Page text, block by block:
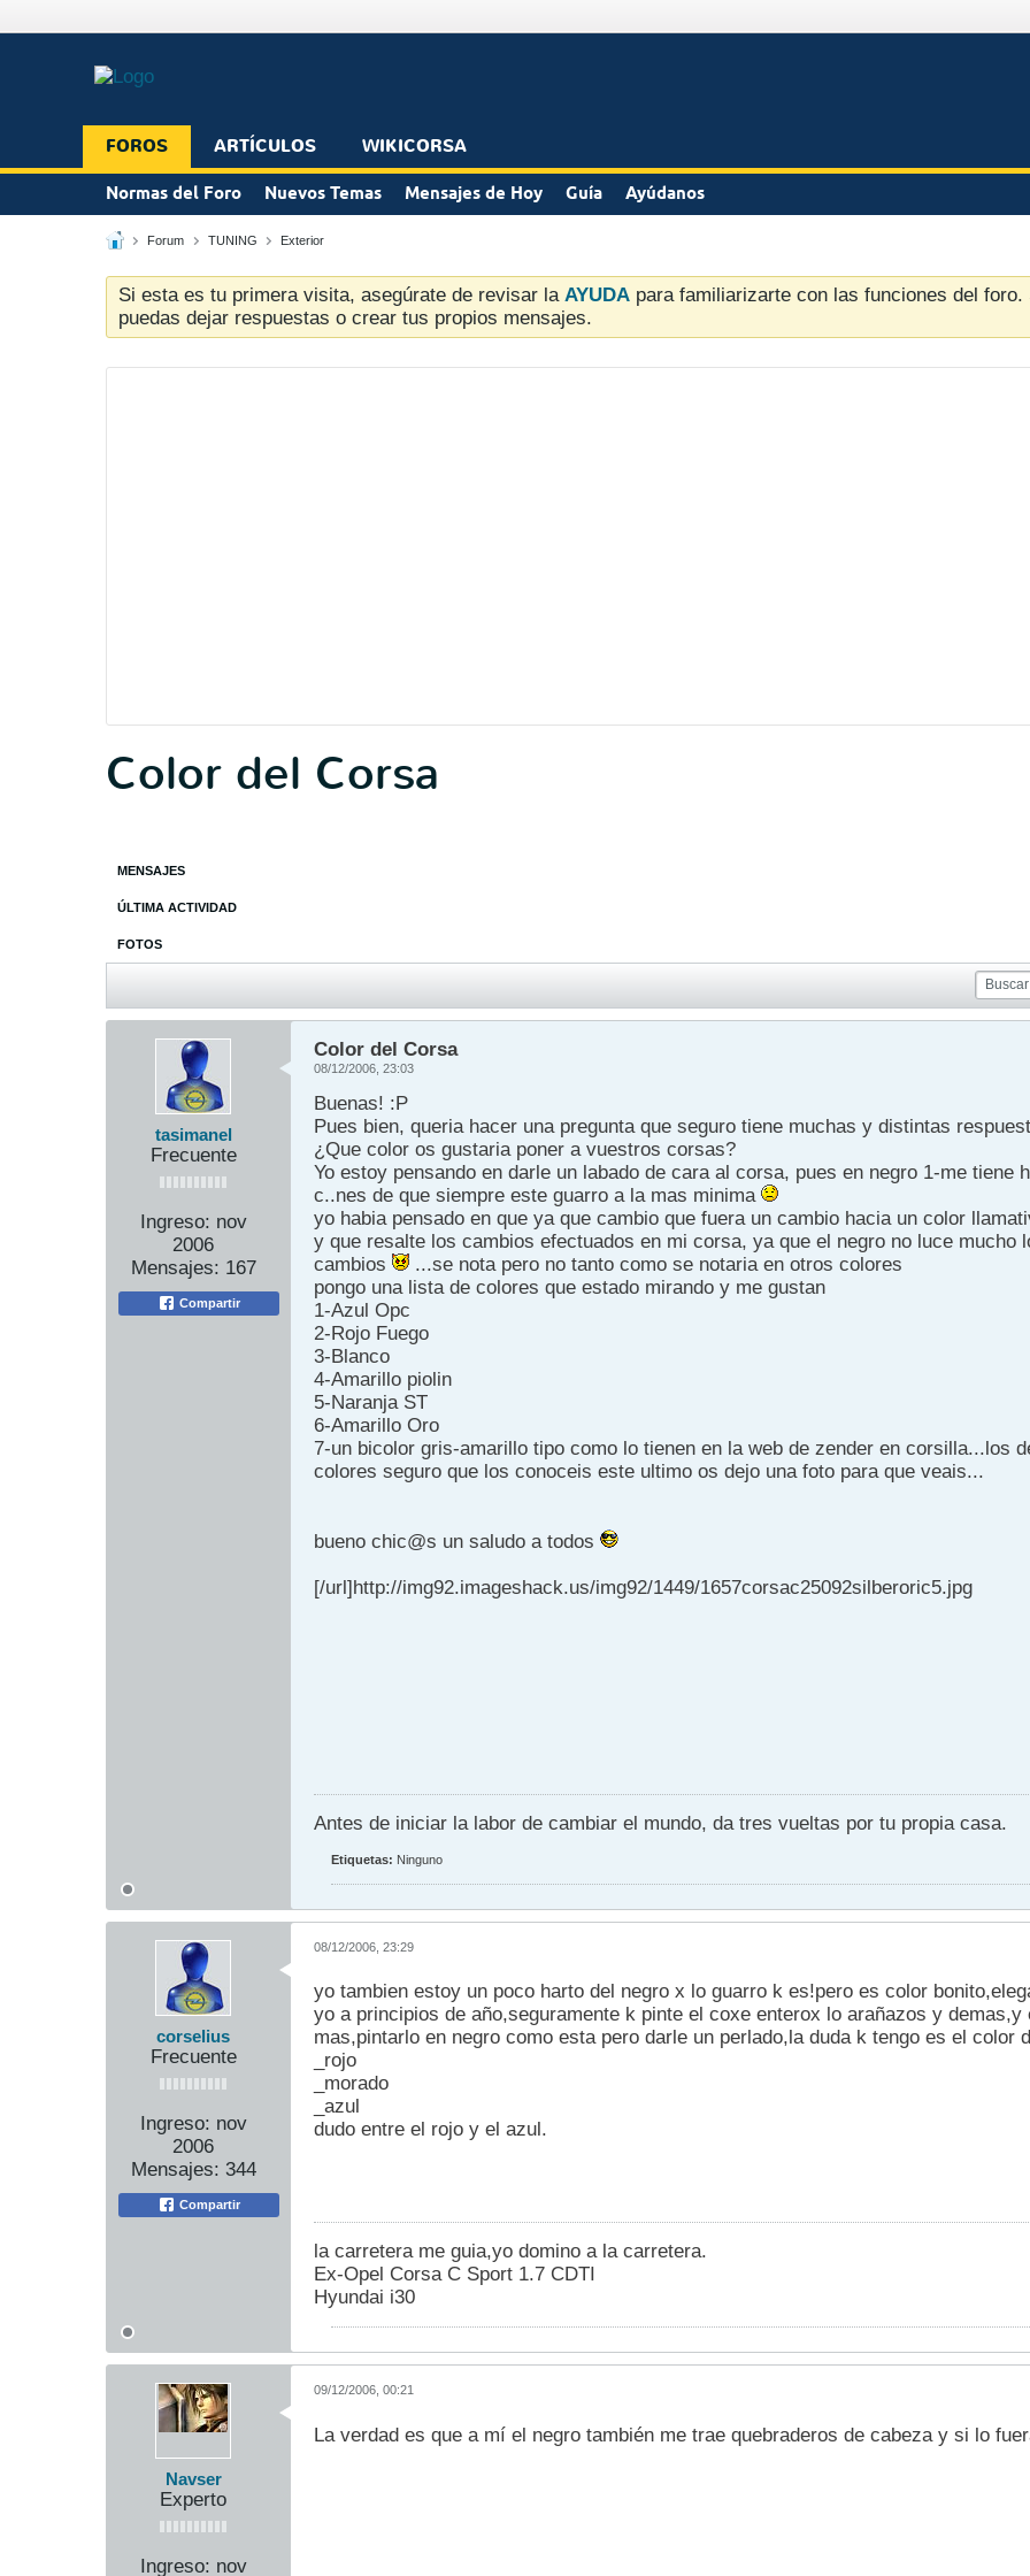
FOROS ARTÍCULOS WIKICORSA
Normas del Foro Nuevos Temas Mensajes de Hoy Guía Ayúdanos
Forum TUNING Exterior
Si esta es tu primera visita, asegúrate de revisar la AYUDA para familiarizarte con las funciones del
puedas dejar respuestas o crear tus propios mensajes.
Color del Corsa
MENSAJES
ÚLTIMA ACTIVIDAD
FOTOS
tasimanel
Frecuente
Ingreso: nov
2006
Mensajes: 167
Compartir
Color del Corsa
08/12/2006, 23:03
Buenas! :P
Pues bien, queria hacer una pregunta que seguro tiene muchas y distintas
¿Que color os gustaria poner a vuestros corsas?
Yo estoy pensando en darle un labado de cara al corsa, pues en negro 1-me tiene
c..nes de que siempre este guarro a la mas minima
yo habia pensado en que ya que cambio que fuera un cambio hacia un color
y que resalte los cambios efectuados en mi corsa, ya que el negro no luce mucho
cambios
...se nota pero no tanto como se notaria en otros colores
pongo una lista de colores que estado mirando y me gustan
1-Azul Opc
2-Rojo Fuego
3-Blanco
4-Amarillo piolin
5-Naranja ST
6-Amarillo Oro
7-un bicolor gris-amarillo tipo como lo tienen en la web de zender en corsilla...los
colores seguro que los conoceis este ultimo os dejo una foto para que veais...
bueno chic@s un saludo a todos
[/url]http://img92.imageshack.us/img92/1449/1657corsac25092silberoric5.jpg
Antes de iniciar la labor de cambiar el mundo, da tres vueltas por tu propia casa.
Etiquetas: Ninguno
corselius
Frecuente
Ingreso: nov
2006
Mensajes: 344
Compartir
08/12/2006, 23:29
yo tambien estoy un poco harto del negro x lo guarro k es!pero es color
yo a principios de año,seguramente k pinte el coxe enterox lo arañazos y
mas,pintarlo en negro como esta pero darle un perlado,la duda k tengo es el color
_rojo
_morado
_azul
dudo entre el rojo y el azul.
la carretera me guia,yo domino a la carretera.
Ex-Opel Corsa C Sport 1.7 CDTI
Hyundai i30
Navser
Experto
Ingreso: nov
09/12/2006, 00:21
La verdad es que a mí el negro también me trae quebraderos de cabeza y si lo